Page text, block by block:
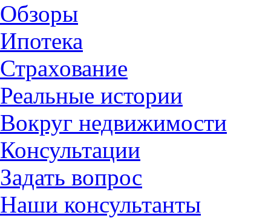
Обзоры
Ипотека
Страхование
Реальные истории
Вокруг недвижимости
Консультации
Задать вопрос
Наши консультанты